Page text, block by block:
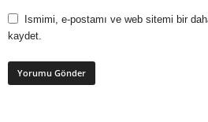
Ismimi, e-postamı ve web sitemi bir
kaydet.